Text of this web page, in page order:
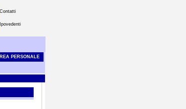
Contatti
Ipovedenti
PERSONALE